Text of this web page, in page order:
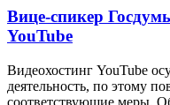
Вице-спикер
YouTube
Видеохостинг YouTube
деятельность, по этому
соответствующие меры.